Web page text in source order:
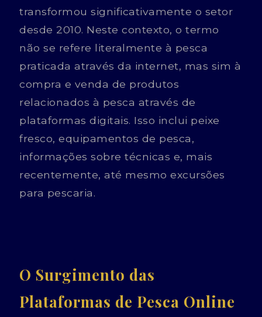
transformou significativamente o setor
desde 2010. Neste contexto, o termo
não se refere literalmente à pesca
praticada através da internet, mas sim à
compra e venda de produtos
relacionados à pesca através de
plataformas digitais. Isso inclui peixe
fresco, equipamentos de pesca,
informações sobre técnicas e, mais
recentemente, até mesmo excursões
para pescaria.
O Surgimento das
Plataformas de Pesca Online